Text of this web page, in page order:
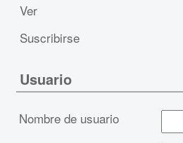
Ver
Suscribirse
Usuario
Nombre de usuario